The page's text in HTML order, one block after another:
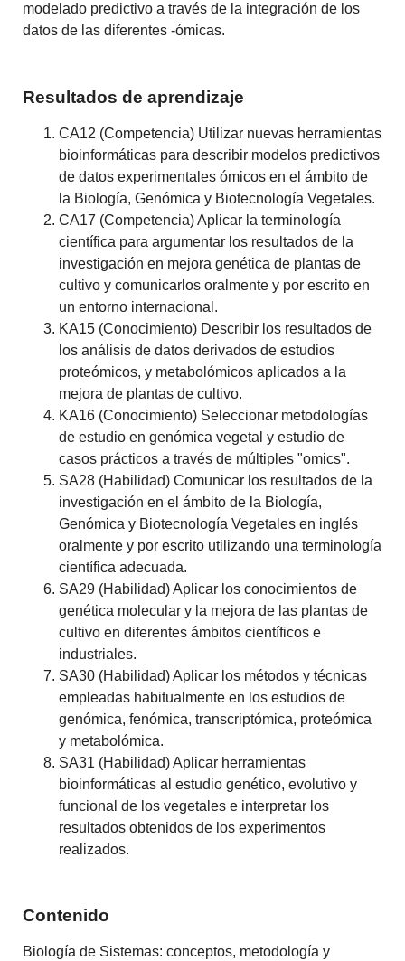
modelado predictivo a través de la integración de los
datos de las diferentes -ómicas.
Resultados de aprendizaje
CA12 (Competencia) Utilizar nuevas herramientas
bioinformáticas para describir modelos predictivos
de datos experimentales ómicos en el ámbito de
la Biología, Genómica y Biotecnología Vegetales.
CA17 (Competencia) Aplicar la terminología
científica para argumentar los resultados de la
investigación en mejora genética de plantas de
cultivo y comunicarlos oralmente y por escrito en
un entorno internacional.
KA15 (Conocimiento) Describir los resultados de
los análisis de datos derivados de estudios
proteómicos, y metabolómicos aplicados a la
mejora de plantas de cultivo.
KA16 (Conocimiento) Seleccionar metodologías
de estudio en genómica vegetal y estudio de
casos prácticos a través de múltiples "omics".
SA28 (Habilidad) Comunicar los resultados de la
investigación en el ámbito de la Biología,
Genómica y Biotecnología Vegetales en inglés
oralmente y por escrito utilizando una terminología
científica adecuada.
SA29 (Habilidad) Aplicar los conocimientos de
genética molecular y la mejora de las plantas de
cultivo en diferentes ámbitos científicos e
industriales.
SA30 (Habilidad) Aplicar los métodos y técnicas
empleadas habitualmente en los estudios de
genómica, fenómica, transcriptómica, proteómica
y metabolómica.
SA31 (Habilidad) Aplicar herramientas
bioinformáticas al estudio genético, evolutivo y
funcional de los vegetales e interpretar los
resultados obtenidos de los experimentos
realizados.
Contenido
Biología de Sistemas: conceptos, metodología y